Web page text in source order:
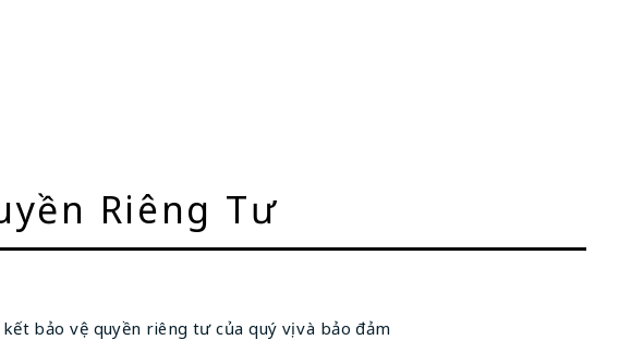
Riêng Tư
bảo vệ quyền riêng tư của quý vị và bảo đảm